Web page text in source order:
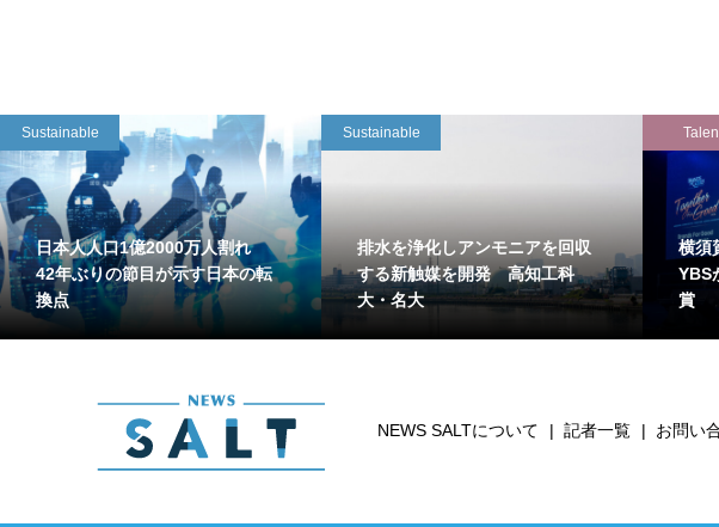
Sustainable
日本人人口1億2000万人割れ
42年ぶりの節目が示す日本の転
換点
Sustainable
排水を浄化しアンモニアを回収
する新触媒を開発 高知工科
大・名大
横須
YBS
賞
NEWS SALTについて 記者一覧 お問い